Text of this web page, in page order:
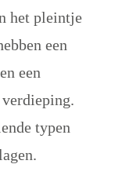
het pleintje
een
een
typen